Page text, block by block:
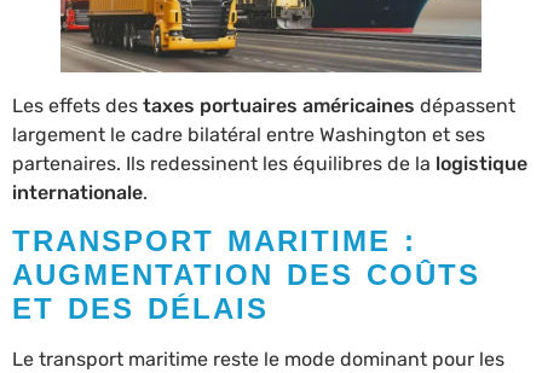
Les effets des taxes portuaires américaines dépassent
largement le cadre bilatéral entre Washington et ses
partenaires. Ils redessinent les équilibres de la logistique
internationale.
TRANSPORT MARITIME :
AUGMENTATION DES COÛTS
ET DES DÉLAIS
Le transport maritime reste le mode dominant pour les